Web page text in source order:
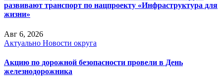
развивают транспорт по нацпроекту «Инфраструктура для
жизни»
Авг 6, 2026
Актуально Новости округа
Акцию по дорожной безопасности провели в День
железнодорожника